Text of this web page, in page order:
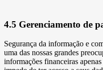
4.5 Gerenciamento de
Segurança da informação e
uma das nossas grandes
informações financeiras